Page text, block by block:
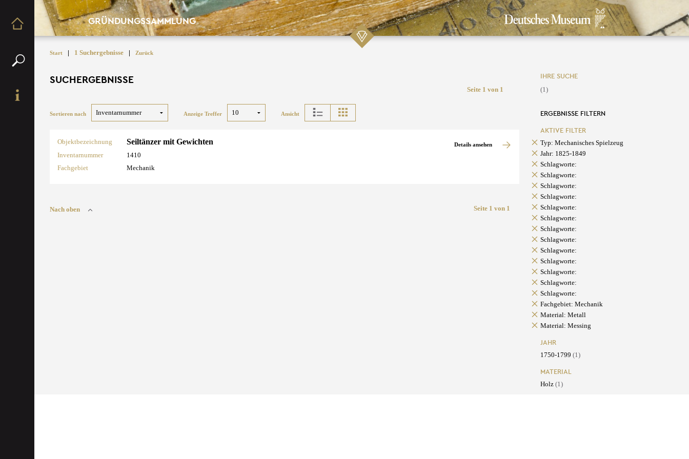
GRÜNDUNGSSAMMLUNG
Start | 1 Suchergebnisse | Zurück
SUCHERGEBNISSE
Seite 1 von 1
Sortieren nach Anzeige Treffer Ansicht
Objektbezeichnung Seiltänzer mit Gewichten
Inventarnummer
1410
Fachgebiet
Mechanik
Details ansehen
Nach oben Seite 1 von 1
IHRE SUCHE
(1)
ERGEBNISSE FILTERN
AKTIVE FILTER
Typ: Mechanisches Spielzeug
Jahr: 1825-1849
Schlagworte:
Schlagworte:
Schlagworte:
Schlagworte:
Schlagworte:
Schlagworte:
Schlagworte:
Schlagworte:
Schlagworte:
Schlagworte:
Schlagworte:
Schlagworte:
Schlagworte:
Fachgebiet: Mechanik
Material: Metall
Material: Messing
JAHR
1750-1799 (1)
MATERIAL
Holz (1)